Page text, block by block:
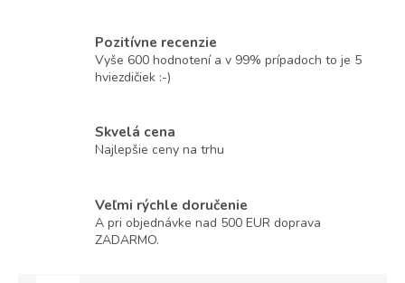
Pozitívne recenzie
Vyše 600 hodnotení a v 99% prípadoch to je 5
hviezdičiek :-)
Skvelá cena
Najlepšie ceny na trhu
Veľmi rýchle doručenie
A pri objednávke nad 500 EUR doprava
ZADARMO.